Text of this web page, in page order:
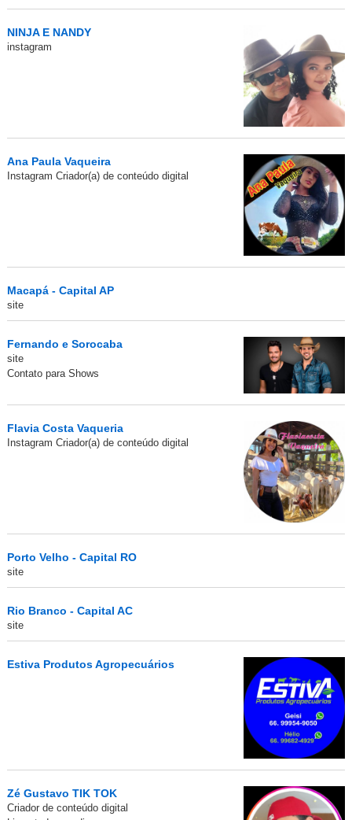
NINJA E NANDY
instagram
Ana Paula Vaqueira
Instagram Criador(a) de conteúdo digital
Macapá - Capital AP
site
Fernando e Sorocaba
site
Contato para Shows
Flavia Costa Vaqueria
Instagram Criador(a) de conteúdo digital
Porto Velho - Capital RO
site
Rio Branco - Capital AC
site
Estiva Produtos Agropecuários
Zé Gustavo TIK TOK
Criador de conteúdo digital